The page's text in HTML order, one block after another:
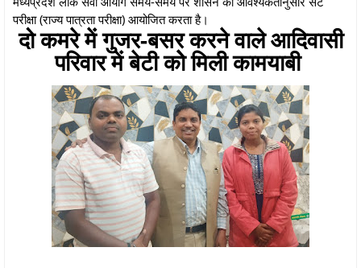
परीक्षा (राज्य पात्रता परीक्षा) आयोजित करता है।
दो कमरे में गुजर-बसर करने वाले आदिवासी
परिवार में बेटी कोे मिली कामयाबी